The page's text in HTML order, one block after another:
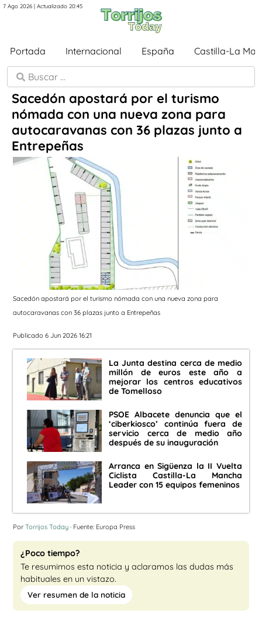
7 Ago 2026 | Actualizado 20:45
Portada Internacional España Castilla-La
Sacedón apostará por el turismo
nómada con una nueva zona para
autocaravanas con 36 plazas junto a
Entrepeñas
Sacedón apostará por el turismo nómada con una nueva zona para
autocaravanas con 36 plazas junto a Entrepeñas
Publicado 6 Jun 2026 16:21
La Junta destina cerca de medio
millón de euros este año a
mejorar los centros educativos
de Tomelloso
PSOE Albacete denuncia que el
‘ciberkiosco’ continúa fuera de
servicio cerca de medio año
después de su inauguración
Arranca en Sigüenza la II Vuelta
Ciclista Castilla-La Mancha
Leader con 15 equipos femeninos
Por Torrijos Today · Fuente: Europa Press
¿Poco tiempo?
Te resumimos esta noticia y aclaramos las dudas más
habituales en un vistazo.
Ver resumen de la noticia